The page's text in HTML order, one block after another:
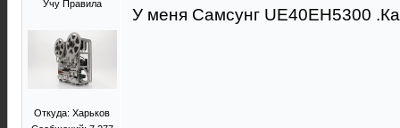
Учу Правила
Откуда: Харьков
У меня Самсунг UE40EH5300